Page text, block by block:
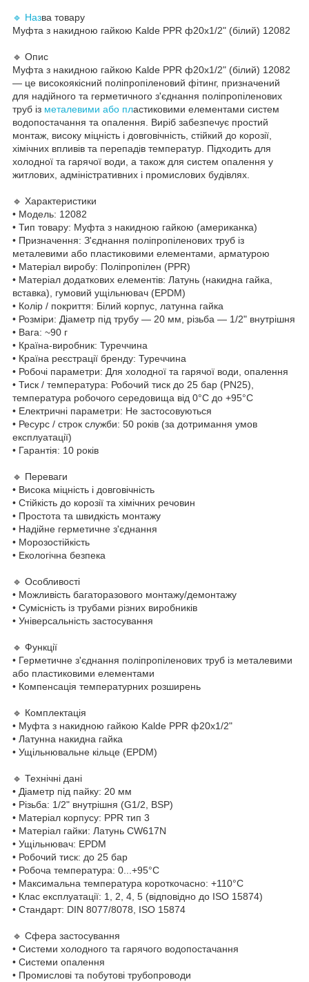
🔹 Назва товару
Муфта з накидною гайкою Kalde PPR ф20х1/2" (білий) 12082
🔹 Опис
Муфта з накидною гайкою Kalde PPR ф20х1/2" (білий) 12082
— це високоякісний поліпропіленовий фітинг, призначений
для надійного та герметичного з'єднання поліпропіленових
труб із металевими або пластиковими елементами систем
водопостачання та опалення. Виріб забезпечує простий
монтаж, високу міцність і довговічність, стійкий до корозії,
хімічних впливів та перепадів температур. Підходить для
холодної та гарячої води, а також для систем опалення у
житлових, адміністративних і промислових будівлях.
🔹 Характеристики
• Модель: 12082
• Тип товару: Муфта з накидною гайкою (американка)
• Призначення: З'єднання поліпропіленових труб із
металевими або пластиковими елементами, арматурою
• Матеріал виробу: Поліпропілен (PPR)
• Матеріал додаткових елементів: Латунь (накидна гайка,
вставка), гумовий ущільнювач (EPDM)
• Колір / покриття: Білий корпус, латунна гайка
• Розміри: Діаметр під трубу — 20 мм, різьба — 1/2" внутрішня
• Вага: ~90 г
• Країна-виробник: Туреччина
• Країна реєстрації бренду: Туреччина
• Робочі параметри: Для холодної та гарячої води, опалення
• Тиск / температура: Робочий тиск до 25 бар (PN25),
температура робочого середовища від 0°C до +95°C
• Електричні параметри: Не застосовуються
• Ресурс / строк служби: 50 років (за дотримання умов
експлуатації)
• Гарантія: 10 років
🔹 Переваги
• Висока міцність і довговічність
• Стійкість до корозії та хімічних речовин
• Простота та швидкість монтажу
• Надійне герметичне з'єднання
• Морозостійкість
• Екологічна безпека
🔹 Особливості
• Можливість багаторазового монтажу/демонтажу
• Сумісність із трубами різних виробників
• Універсальність застосування
🔹 Функції
• Герметичне з'єднання поліпропіленових труб із металевими
або пластиковими елементами
• Компенсація температурних розширень
🔹 Комплектація
• Муфта з накидною гайкою Kalde PPR ф20х1/2"
• Латунна накидна гайка
• Ущільнювальне кільце (EPDM)
🔹 Технічні дані
• Діаметр під пайку: 20 мм
• Різьба: 1/2" внутрішня (G1/2, BSP)
• Матеріал корпусу: PPR тип 3
• Матеріал гайки: Латунь CW617N
• Ущільнювач: EPDM
• Робочий тиск: до 25 бар
• Робоча температура: 0...+95°C
• Максимальна температура короткочасно: +110°C
• Клас експлуатації: 1, 2, 4, 5 (відповідно до ISO 15874)
• Стандарт: DIN 8077/8078, ISO 15874
🔹 Сфера застосування
• Системи холодного та гарячого водопостачання
• Системи опалення
• Промислові та побутові трубопроводи